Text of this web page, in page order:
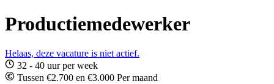
Productiemedewerker
Helaas, deze vacature is niet actief.
32 - 40 uur per week
Tussen €2.700 en €3.000 Per maand